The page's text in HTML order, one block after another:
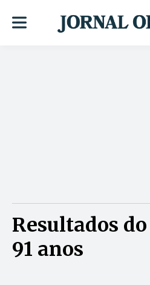
Resultados
91 anos